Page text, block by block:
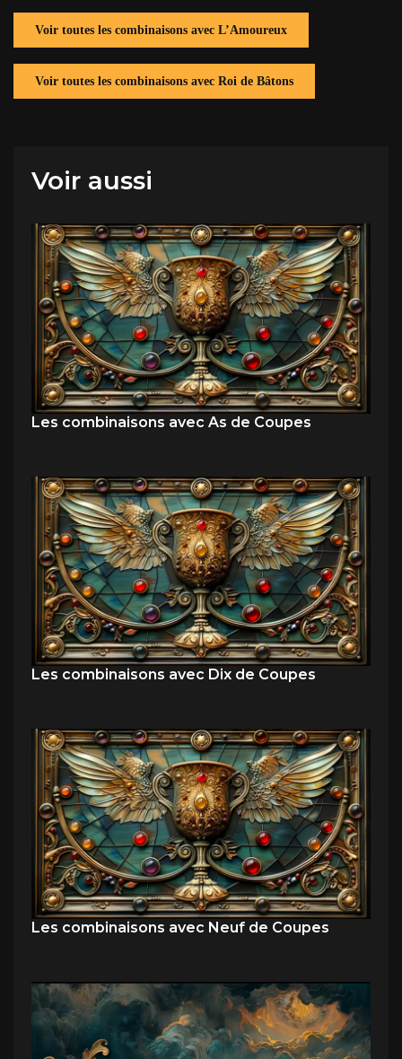
Voir toutes les combinaisons avec L’Amoureux
Voir toutes les combinaisons avec Roi de Bâtons
Voir aussi
Les combinaisons avec As de Coupes
Les combinaisons avec Dix de Coupes
Les combinaisons avec Neuf de Coupes